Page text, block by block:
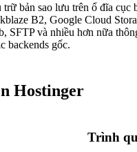
bản sao lưu trên ổ đĩa cục
B2, Google Cloud
SFTP và nhiều hơn nữa
backends gốc.
Hostinger
Trình